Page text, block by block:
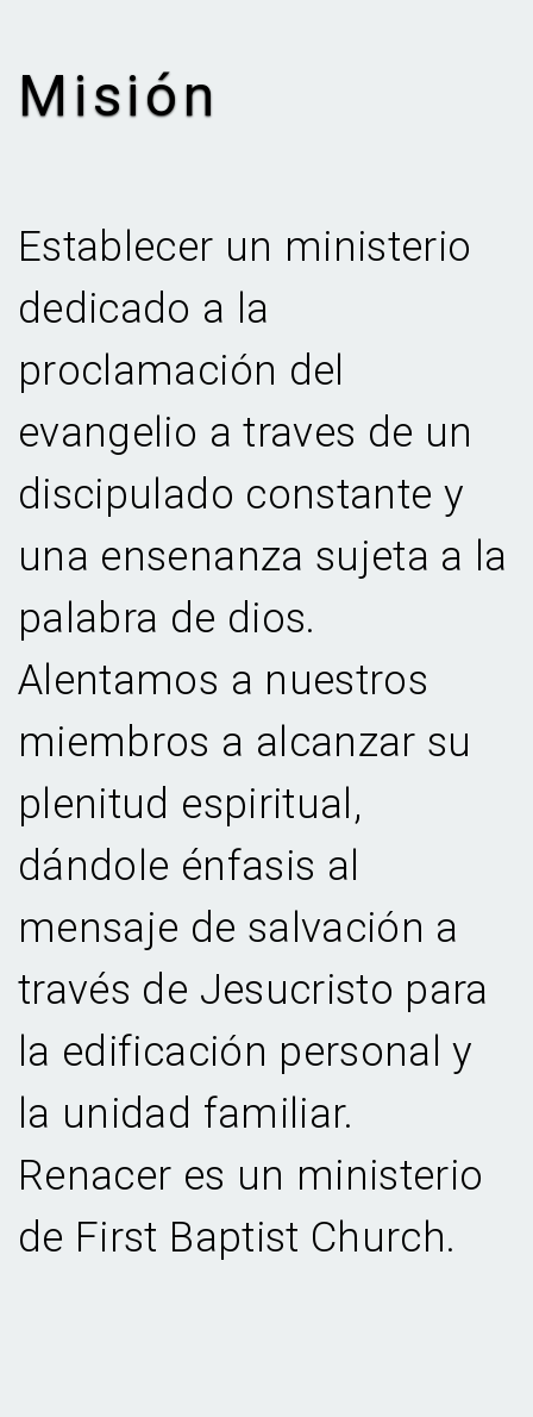
Misión
Establecer un ministerio
dedicado a la
proclamación del
evangelio a traves de un
discipulado constante y
una ensenanza sujeta a la
palabra de dios.
Alentamos a nuestros
miembros a alcanzar su
plenitud espiritual,
dándole énfasis al
mensaje de salvación a
través de Jesucristo para
la edificación personal y
la unidad familiar.
Renacer es un ministerio
de First Baptist Church.